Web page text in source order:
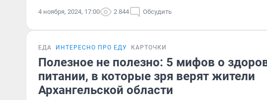
4 ноября, 2024, 17:00 2 844 Обсудить
ЕДА ИНТЕРЕСНО ПРО ЕДУ КАРТОЧКИ
Полезное не полезно: 5 мифов о
питании, в которые зря верят жители
Архангельской области